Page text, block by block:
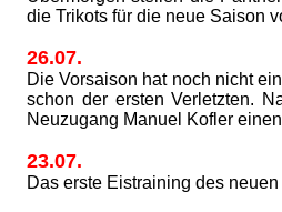
die Trikots für die neue Saison
26.07.
Die Vorsaison hat noch nicht
schon der ersten Verletzten.
Neuzugang Manuel Kofler
23.07.
Das erste Eistraining des